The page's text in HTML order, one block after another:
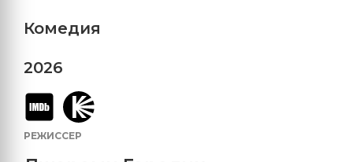
Комедия
2026
РЕЖИССЕР